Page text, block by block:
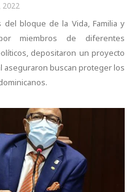
2022
bloque de la Vida, Familia y
miembros de diferentes
depositaron un proyecto
aseguraron buscan proteger los